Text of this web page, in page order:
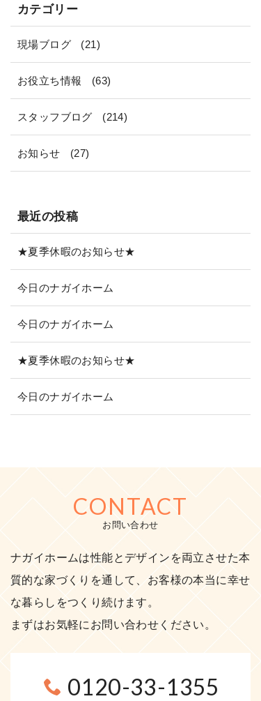
カテゴリー
現場ブログ (21)
お役立ち情報 (63)
スタッフブログ (214)
お知らせ (27)
最近の投稿
★夏季休暇のお知らせ★
今日のナガイホーム
今日のナガイホーム
★夏季休暇のお知らせ★
今日のナガイホーム
CONTACT
お問い合わせ
ナガイホームは性能とデザインを両立させた本
質的な家づくりを通して、お客様の本当に幸せ
な暮らしをつくり続けます。
まずはお気軽にお問い合わせください。
0120-33-1355